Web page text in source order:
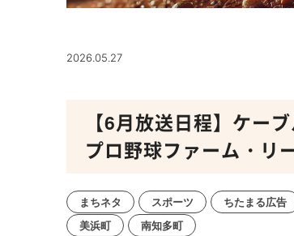
2026.05.27
【6月放送日程】ケー
プロ野球ファーム・リ
まちネタ スポーツ ちたまる広告
美浜町
南知多町